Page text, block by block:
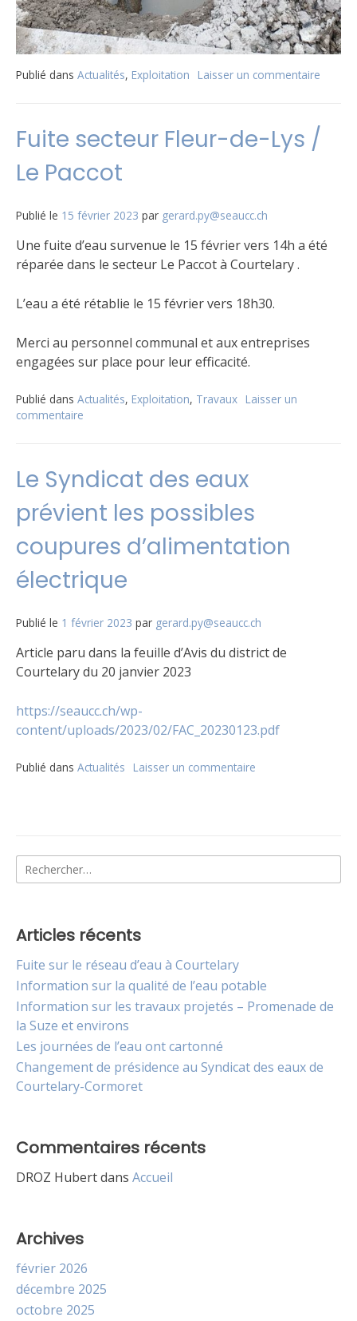
Publié dans Actualités, Exploitation Laisser un commentaire
Fuite secteur Fleur-de-Lys /
Le Paccot
Publié le 15 février 2023 par gerard.py@seaucc.ch
Une fuite d’eau survenue le 15 février vers 14h a été
réparée dans le secteur Le Paccot à Courtelary .
L’eau a été rétablie le 15 février vers 18h30.
Merci au personnel communal et aux entreprises
engagées sur place pour leur efficacité.
Publié dans Actualités, Exploitation, Travaux Laisser un
commentaire
de-
/
Paccot
Le Syndicat des eaux
prévient les possibles
coupures d’alimentation
électrique
Publié le 1 février 2023 par gerard.py@seaucc.ch
Article paru dans la feuille d’Avis du district de
Courtelary du 20 janvier 2023
https://seaucc.ch/wp-
content/uploads/2023/02/FAC_20230123.pdf
Publié dans Actualités Laisser un commentaire
possibles
Rechercher :
Articles récents
Fuite sur le réseau d’eau à Courtelary
Information sur la qualité de l’eau potable
Information sur les travaux projetés – Promenade de
la Suze et environs
Les journées de l’eau ont cartonné
Changement de présidence au Syndicat des eaux de
Courtelary-Cormoret
Commentaires récents
DROZ Hubertdans Accueil
Archives
février 2026
décembre 2025
octobre 2025